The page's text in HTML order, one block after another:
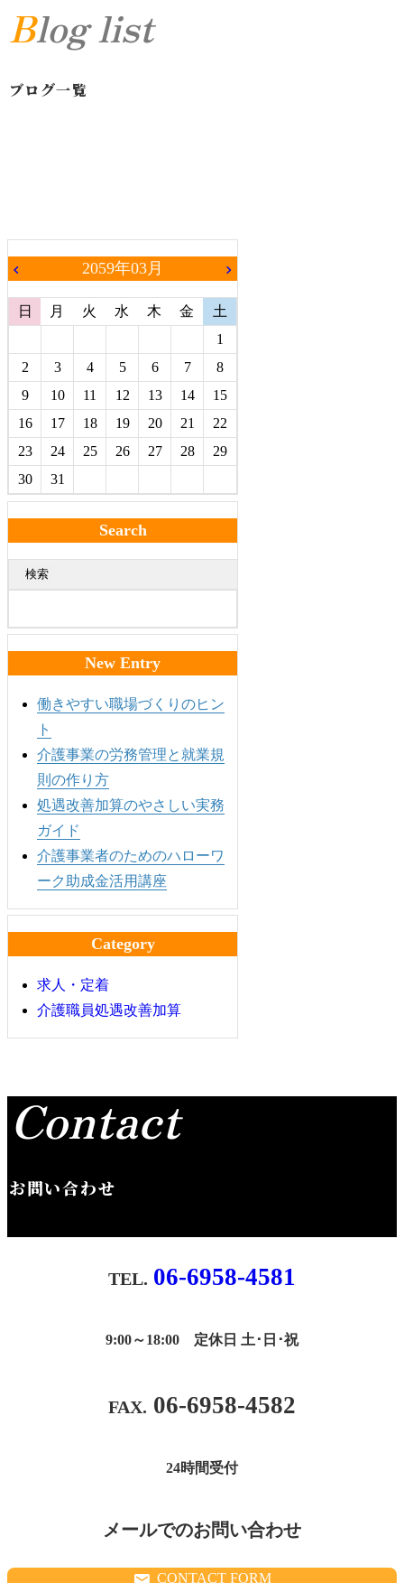
Blog list
ブログ一覧
chevron_left 2059年03月 chevron_right
日 月 火 水 木 金
土
1
2
3 4 5 6 7
8
9
10 11 12 13 14
15
16
17 18 19 20 21
22
23
24 25 26 27 28
29
30
31
Search
検索
New Entry
働きやすい職場づくりのヒン
ト
介護事業の労務管理と就業規
則の作り方
処遇改善加算のやさしい実務
ガイド
介護事業者のためのハローワ
ーク助成金活用講座
Category
求人・定着
介護職員処遇改善加算
Contact
お問い合わせ
06-6958-4581
9:00～18:00 定休日 土･日･祝
06-6958-4582
24時間受付
メールでのお問い合わせ
CONTACT FORM